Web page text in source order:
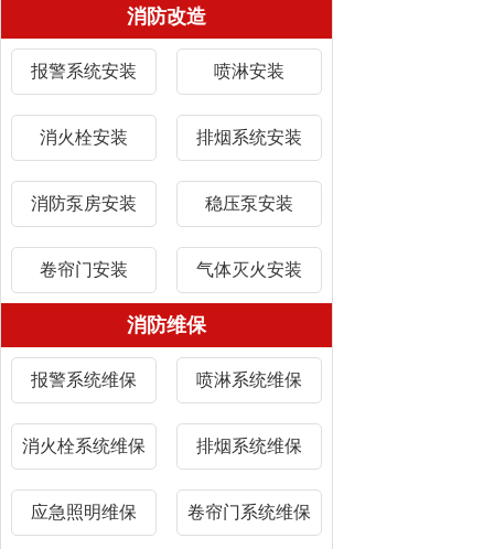
消防改造
报警系统安装 喷淋安装
消火栓安装 排烟系统安装
消防泵房安装 稳压泵安装
卷帘门安装 气体灭火安装
消防维保
报警系统维保 喷淋系统维保
消火栓系统维保 排烟系统维保
应急照明维保 卷帘门系统维保